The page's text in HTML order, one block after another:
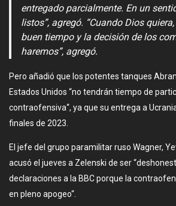
entregado parcialmente. En un
listos”, agregó. “Cuando Dios
buen tiempo y la decisión de los
haremos”, agregó.
Pero añadió que los potentes tanques
Estados Unidos “no tendrán tiempo de
contraofensiva“, ya que su entrega a
finales de 2023.
El jefe del grupo paramilitar ruso Wagner,
acusó el jueves a Zelenski de ser
declaraciones a la BBC porque la
en pleno apogeo“.